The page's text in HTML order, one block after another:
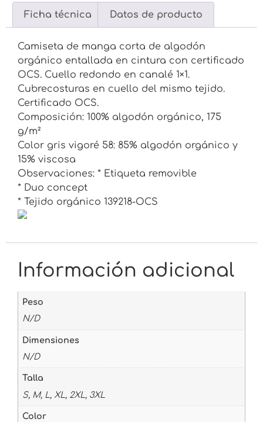
Ficha técnica Datos de producto
Camiseta de manga corta de algodón
orgánico entallada en cintura con certificado
OCS. Cuello redondo en canalé 1×1.
Cubrecosturas en cuello del mismo tejido.
Certificado OCS.
Composición: 100% algodón orgánico, 175
g/m²
Color gris vigoré 58: 85% algodón orgánico y
15% viscosa
Observaciones: * Etiqueta removible
* Duo concept
* Tejido orgánico 139218-OCS
Información adicional
Peso
N/D
Dimensiones
N/D
Talla
S, M, L, XL, 2XL, 3XL
Color